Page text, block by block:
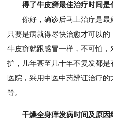
得了牛皮癣最佳治疗时间是
你好，确诊后马上治疗是最
只要是病就得尽快治愈才可以的
牛皮癣就跟感冒一样，不可怕
护，几年甚至几十年不复发都
医院，采用中医中药辨证治疗
等。
干燥全身痒发病时间及原